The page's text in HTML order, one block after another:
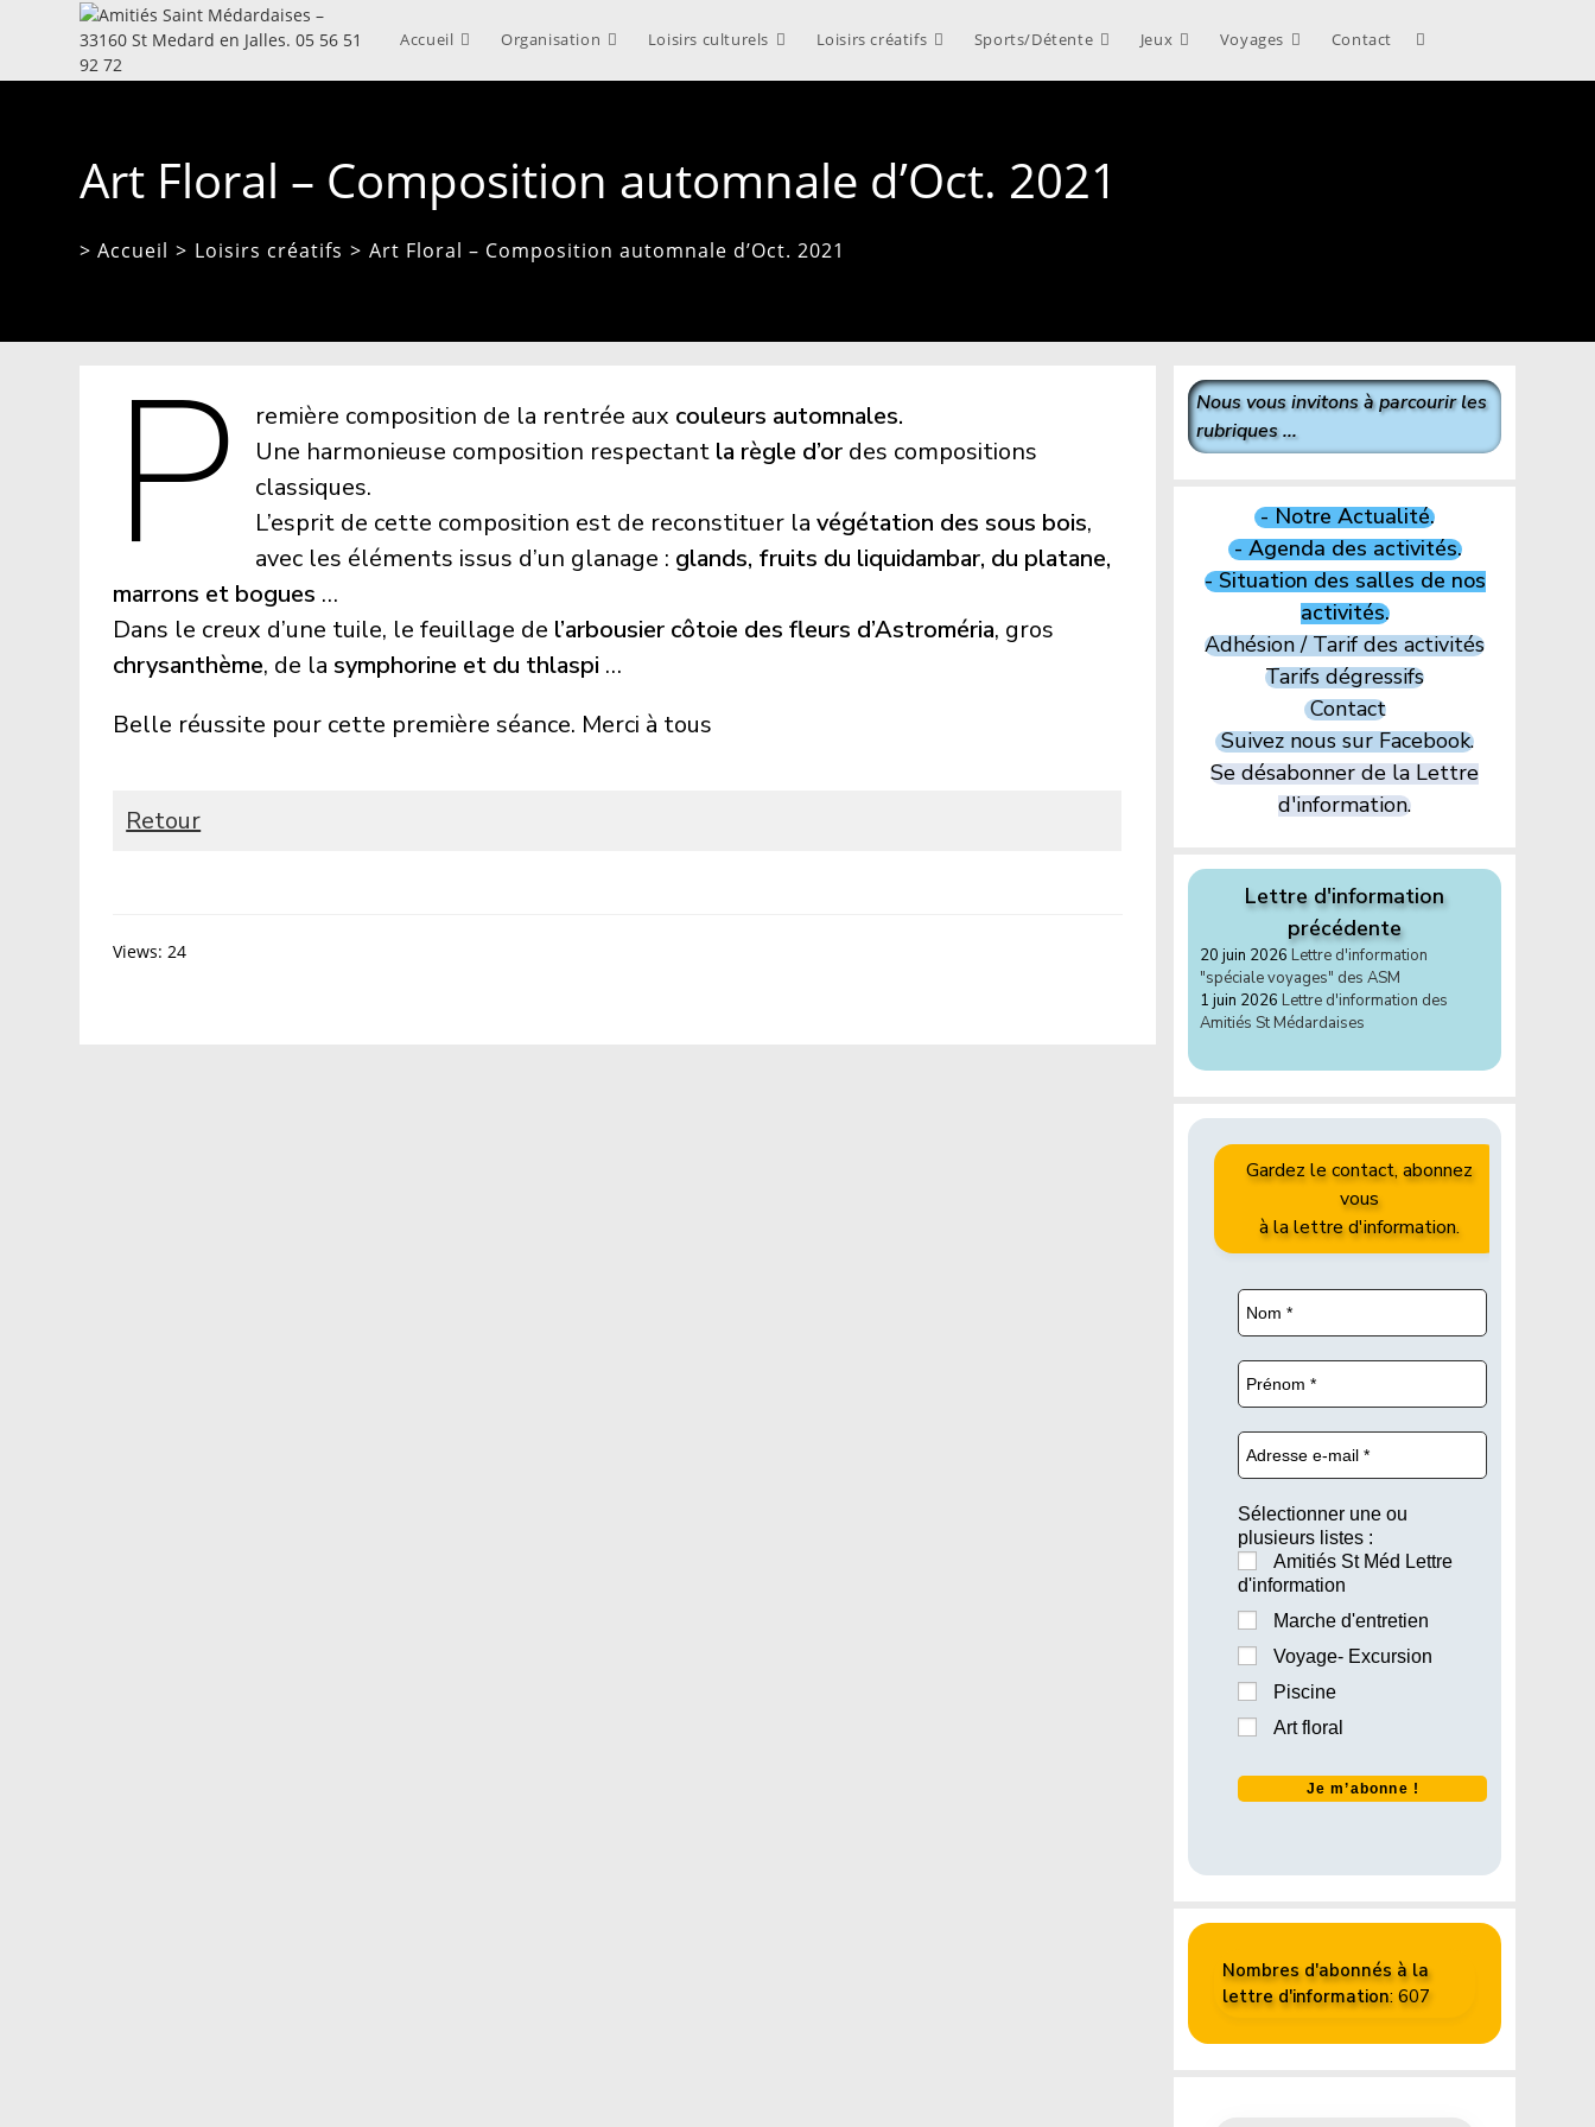
Accueil Organisation Loisirs culturels Loisirs créatifs Sports/Détente Jeux Voyages Contact Toggle
Art Floral – Composition automnale d’Oct. 2021
> Accueil > Loisirs créatifs > Art Floral – Composition automnale d’Oct. 2021
P remière composition de la rentrée aux couleurs automnales.
Une harmonieuse composition respectant la règle d’or des compositions
classiques.
L’esprit de cette composition est de reconstituer la végétation des sous bois,
avec les éléments issus d’un glanage : glands, fruits du liquidambar, du platane,
marrons et bogues …
Dans le creux d’une tuile, le feuillage de l’arbousier côtoie des fleurs d’Astroméria, gros
chrysanthème, de lasymphorine et du thlaspi …
Belle réussite pour cette première séance. Merci à tous
Retour
Views: 24
Nous vous invitons à parcourir les
rubriques ...
- Notre Actualité.
- Agenda des activités.
- Situation des salles de nos
activités.
Adhésion / Tarif des activités
Tarifs dégressifs
Contact
Suivez nous sur Facebook.
Se désabonner de la Lettre
d'information.
Lettre d'information
précédente
20 juin 2026 Lettre d'information
"spéciale voyages" des ASM
1 juin 2026 Lettre d'information des
Amitiés St Médardaises
Gardez le contact, abonnez
vous
à la lettre d'information.
Sélectionner une ou
plusieurs listes :
Amitiés St Méd Lettre
d'information
Marche d'entretien
Voyage- Excursion
Piscine
Art floral
Nombres d'abonnés à la
lettre d'information: 607